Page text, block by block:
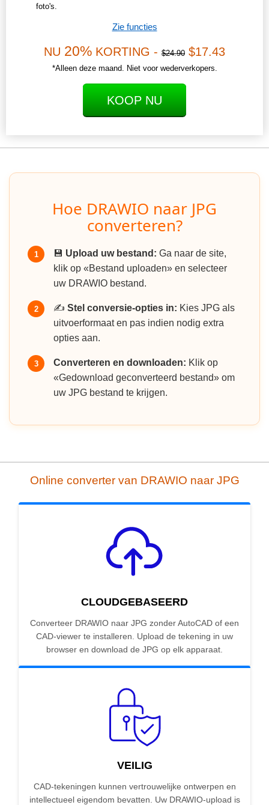
foto's.
Zie functies
NU 20% KORTING - $24.90 $17.43
*Alleen deze maand. Niet voor wederverkopers.
KOOP NU
Hoe DRAWIO naar JPG
converteren?
1 💾 Upload uw bestand: Ga naar de site,
klik op «Bestand uploaden» en selecteer
uw DRAWIO bestand.
2 ✍️ Stel conversie-opties in: Kies JPG als
uitvoerformaat en pas indien nodig extra
opties aan.
3 Converteren en downloaden: Klik op
«Gedownload geconverteerd bestand» om
uw JPG bestand te krijgen.
Online converter van DRAWIO naar JPG
CLOUDGEBASEERD
Converteer DRAWIO naar JPG zonder AutoCAD of een
CAD-viewer te installeren. Upload de tekening in uw
browser en download de JPG op elk apparaat.
VEILIG
CAD-tekeningen kunnen vertrouwelijke ontwerpen en
intellectueel eigendom bevatten. Uw DRAWIO-upload is